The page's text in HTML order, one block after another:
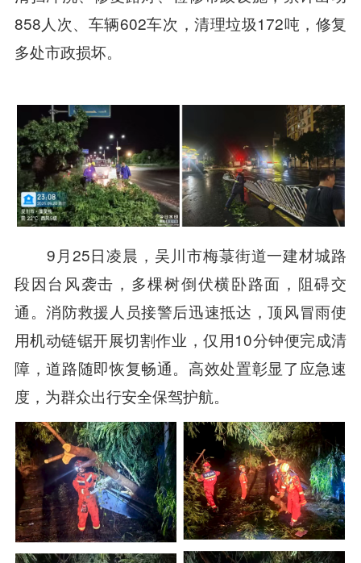
858人次、车辆602车次，清理垃圾172吨，修复
多处市政损坏。
9月25日凌晨，吴川市梅菉街道一建材城路
段因台风袭击，多棵树倒伏横卧路面，阻碍交
通。消防救援人员接警后迅速抵达，顶风冒雨使
用机动链锯开展切割作业，仅用10分钟便完成清
障，道路随即恢复畅通。高效处置彰显了应急速
度，为群众出行安全保驾护航。